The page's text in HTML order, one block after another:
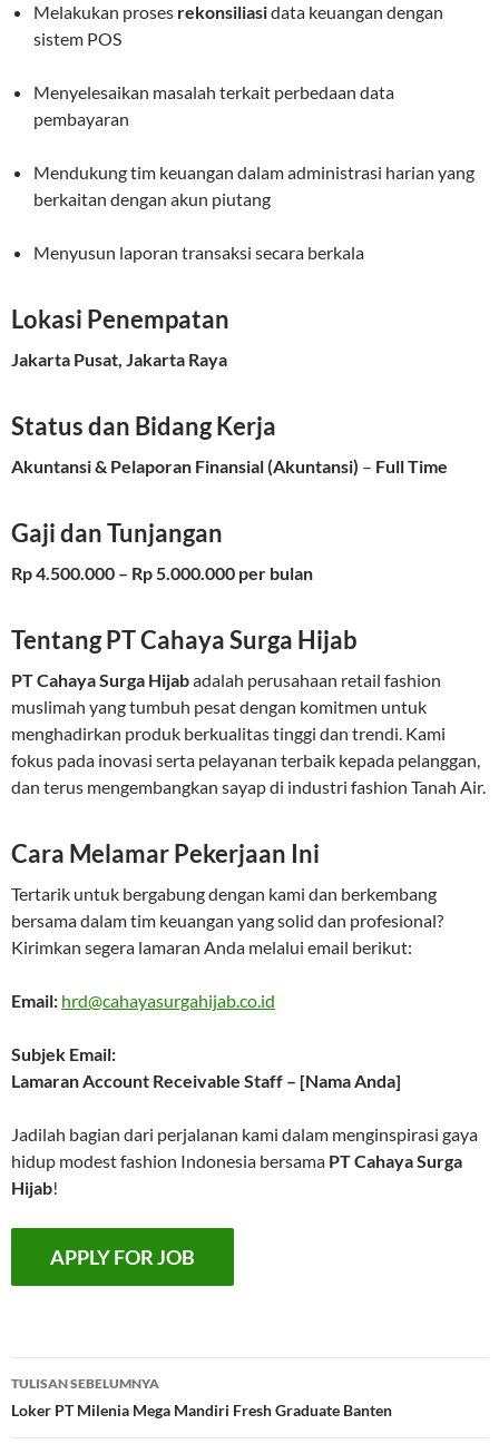
Melakukan proses rekonsiliasidata keuangan dengan
sistem POS
Menyelesaikan masalah terkait perbedaan data
pembayaran
Mendukung tim keuangan dalam administrasi harian yang
berkaitan dengan akun piutang
Menyusun laporan transaksi secara berkala
Lokasi Penempatan
Jakarta Pusat, Jakarta Raya
Status dan Bidang Kerja
Akuntansi & Pelaporan Finansial (Akuntansi) – Full Time
Gaji dan Tunjangan
Rp 4.500.000 – Rp 5.000.000 per bulan
Tentang PT Cahaya Surga Hijab
PT Cahaya Surga Hijabadalah perusahaan retail fashion
muslimah yang tumbuh pesat dengan komitmen untuk
menghadirkan produk berkualitas tinggi dan trendi. Kami
fokus pada inovasi serta pelayanan terbaik kepada pelanggan,
dan terus mengembangkan sayap di industri fashion Tanah Air.
Cara Melamar Pekerjaan Ini
Tertarik untuk bergabung dengan kami dan berkembang
bersama dalam tim keuangan yang solid dan profesional?
Kirimkan segera lamaran Anda melalui email berikut:
Email: hrd@cahayasurgahijab.co.id
Subjek Email:
Lamaran Account Receivable Staff – [Nama Anda]
Jadilah bagian dari perjalanan kami dalam menginspirasi gaya
hidup modest fashion Indonesia bersama PT Cahaya Surga
Hijab!
Navigasi
Tulisan
TULISAN SEBELUMNYA
Loker PT Milenia Mega Mandiri Fresh Graduate Banten